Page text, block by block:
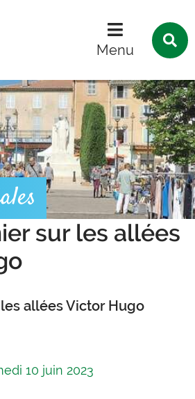
Menu
sur les allées
allées Victor Hugo
10 juin 2023